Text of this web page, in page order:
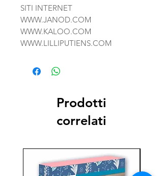
SITI INTERNET
WWW.JANOD.COM
WWW.KALOO.COM
WWW.LILLIPUTIENS.COM
Prodotti
correlati